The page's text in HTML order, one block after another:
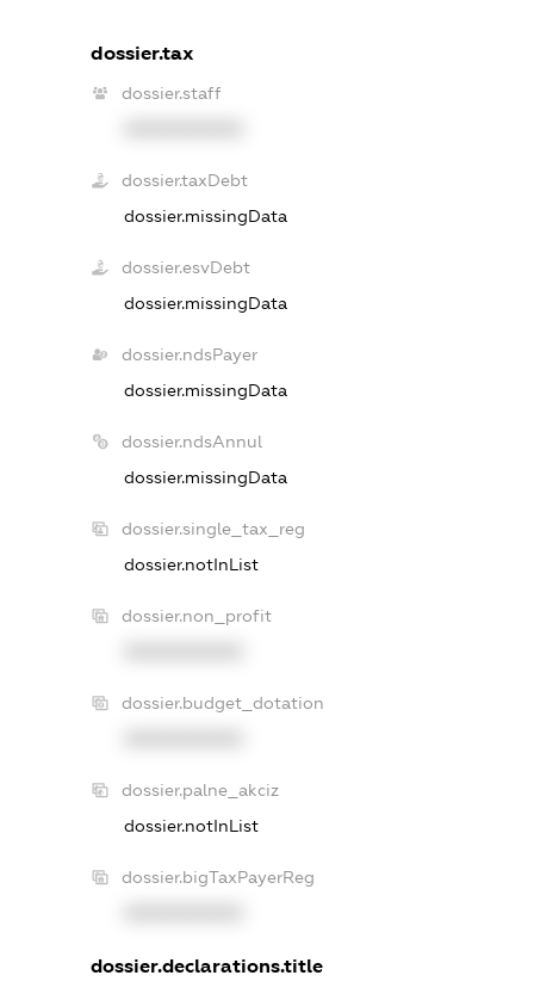
dossier.tax
dossier.staff
dossier.taxDebt
dossier.missingData
dossier.esvDebt
dossier.missingData
dossier.ndsPayer
dossier.missingData
dossier.ndsAnnul
dossier.missingData
dossier.single_tax_reg
dossier.notInList
dossier.non_profit
dossier.budget_dotation
dossier.palne_akciz
dossier.notInList
dossier.bigTaxPayerReg
dossier.declarations.title